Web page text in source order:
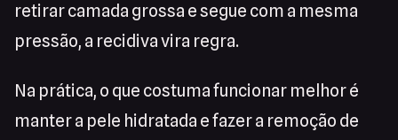
retirar camada grossa e segue com a mesma
pressão, a recidiva vira regra.
Na prática, o que costuma funcionar melhor é
manter a pele hidratada e fazer a remoção de